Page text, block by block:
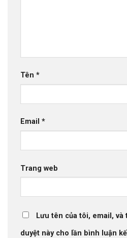
Tên *
Email *
Trang web
Lưu tên của tôi, email,
duyệt này cho lần bình luận